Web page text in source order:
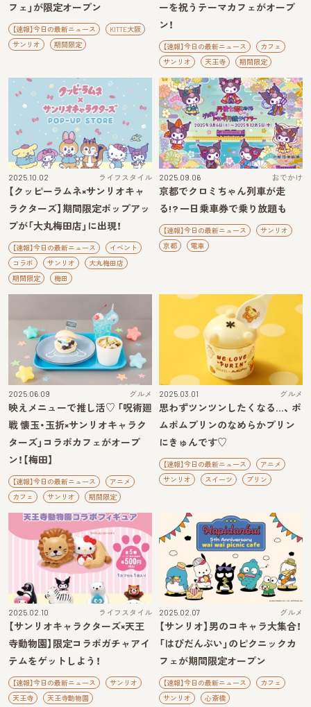
フェ」が限定オープン
【速報】今日の最新ニュース
KITTE大阪
サンリオ
期間限定
ーを祝うテーマカフェがオープ
ン！
【速報】今日の最新ニュース
カフェ
サンリオ
天王寺 期間限定
2025.10.02 ライフスタイル
【クッピーラムネ×サンリオキャ
ラクターズ】期間限定ポップアッ
プが「大丸梅田店」に出現！
【速報】今日の最新ニュース
イベント
コラボ
サンリオ
大丸梅田店
期間限定
梅田
2025.09.06 おでかけ
京都でクロミちゃん列車が走
る!? 一日乗車券で乗り放題も
【速報】今日の最新ニュース
サンリオ
京都
電車
2025.06.09 グルメ
映えメニューで推し活♡ 「呪術廻
戦 懐玉・玉折×サンリオキャラク
ターズ」コラボカフェがオープ
ン！【梅田】
【速報】今日の最新ニュース
アニメ
カフェ
サンリオ 期間限定
2025.03.01 グルメ
思わずツンツンしたくなる…、 ポ
ムポムプリンのなめらかプリン
にきゅんです♡
【速報】今日の最新ニュース
アニメ
サンリオ
スイーツ プリン
2025.02.10 ライフスタイル
【サンリオキャラクターズ×天王
寺動物園】限定コラボガチャアイ
テムをゲットしよう！
【速報】今日の最新ニュース
サンリオ
天王寺
天王寺動物園
2025.02.07 グルメ
【サンリオ】男のコキャラ大集合！
「はぴだんぶい」のピクニックカ
フェが期間限定オープン
【速報】今日の最新ニュース
カフェ
サンリオ
心斎橋